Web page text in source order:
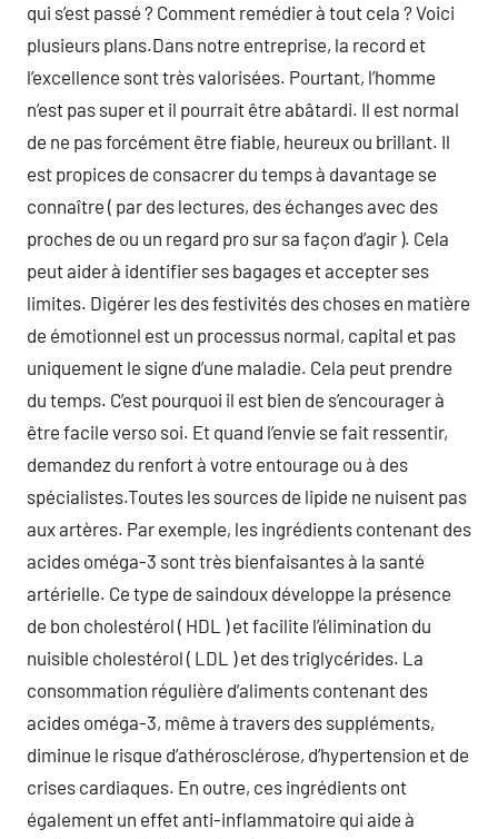
qui s’est passé ? Comment remédier à tout cela ? Voici
plusieurs plans.Dans notre entreprise, la record et
l’excellence sont très valorisées. Pourtant, l’homme
n’est pas super et il pourrait être abâtardi. Il est normal
de ne pas forcément être fiable, heureux ou brillant. Il
est propices de consacrer du temps à davantage se
connaître ( par des lectures, des échanges avec des
proches de ou un regard pro sur sa façon d’agir ). Cela
peut aider à identifier ses bagages et accepter ses
limites. Digérer les des festivités des choses en matière
de émotionnel est un processus normal, capital et pas
uniquement le signe d’une maladie. Cela peut prendre
du temps. C’est pourquoi il est bien de s’encourager à
être facile verso soi. Et quand l’envie se fait ressentir,
demandez du renfort à votre entourage ou à des
spécialistes.Toutes les sources de lipide ne nuisent pas
aux artères. Par exemple, les ingrédients contenant des
acides oméga-3 sont très bienfaisantes à la santé
artérielle. Ce type de saindoux développe la présence
de bon cholestérol ( HDL ) et facilite l’élimination du
nuisible cholestérol ( LDL ) et des triglycérides. La
consommation régulière d’aliments contenant des
acides oméga-3, même à travers des suppléments,
diminue le risque d’athérosclérose, d’hypertension et de
crises cardiaques. En outre, ces ingrédients ont
également un effet anti-inflammatoire qui aide à